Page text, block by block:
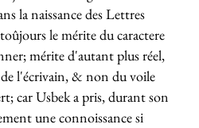
la naissance des Lettres
le mérite du caractere
mérite d'autant plus réel,
l'écrivain, & non du voile
car Usbek a pris, durant son
une connoissance si